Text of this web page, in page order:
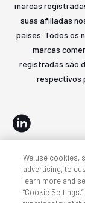
marcas
suas afiliadas
países. Todos os
marcas
registradas são
respectivos
We use cookies,
advertising, to
learn more and
“Cookie